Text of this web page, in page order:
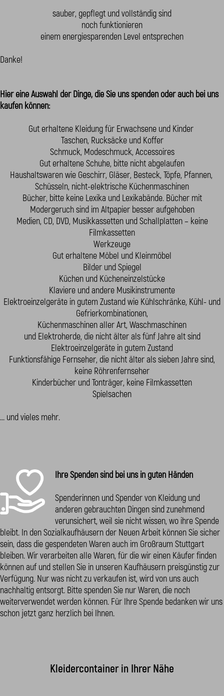
sauber, gepflegt und vollständig sind
noch funktionieren
einem energiesparenden Level entsprechen
Danke!
Hier eine Auswahl der Dinge, die Sie uns spenden oder auch bei uns
kaufen können:
Gut erhaltene Kleidung für Erwachsene und Kinder
Taschen, Rucksäcke und Koffer
Schmuck, Modeschmuck, Accessoires
Gut erhaltene Schuhe, bitte nicht abgelaufen
Haushaltswaren wie Geschirr, Gläser, Besteck, Töpfe, Pfannen,
Schüsseln, nicht-elektrische Küchenmaschinen
Bücher, bitte keine Lexika und Lexikabände. Bücher mit
Modergeruch sind im Altpapier besser aufgehoben
Medien, CD, DVD, Musikkassetten und Schallplatten – keine
Filmkassetten
Werkzeuge
Gut erhaltene Möbel und Kleinmöbel
Bilder und Spiegel
Küchen und Kücheneinzelstücke
Klaviere und andere Musikinstrumente
Elektroeinzelgeräte in gutem Zustand wie Kühlschränke, Kühl- und
Gefrierkombinationen,
Küchenmaschinen aller Art, Waschmaschinen
und Elektroherde, die nicht älter als fünf Jahre alt sind
Elektroeinzelgeräte in gutem Zustand
Funktionsfähige Fernseher, die nicht älter als sieben Jahre sind,
keine Röhrenfernseher
Kinderbücher und Tonträger, keine Filmkassetten
Spielsachen
... und vieles mehr.
Ihre Spenden sind bei uns in guten Händen
Spenderinnen und Spender von Kleidung und
anderen ge­brauchten Dingen sind zunehmend
verunsichert, weil sie nicht wissen, wo ihre Spende
bleibt. In den Sozial­kaufhäusern der Neuen Arbeit können Sie sicher
sein, dass die gespendeten Waren auch im Großraum Stutt­gart
bleiben. Wir verarbeiten alle Waren, für die wir ei­nen Käufer finden
können auf und stellen Sie in unseren Kaufhäusern preisgünstig zur
Verfügung. Nur was nicht zu verkaufen ist, wird von uns auch
nachhaltig entsorgt. Bitte spenden Sie nur Waren, die noch
weiterverwendet werden können. Für Ihre Spende bedanken wir uns
schon jetzt ganz herzlich bei Ihnen.
Kleidercontainer in Ihrer Nähe